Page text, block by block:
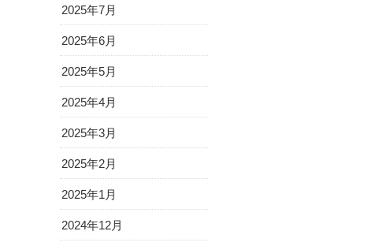
2025年7月
2025年6月
2025年5月
2025年4月
2025年3月
2025年2月
2025年1月
2024年12月